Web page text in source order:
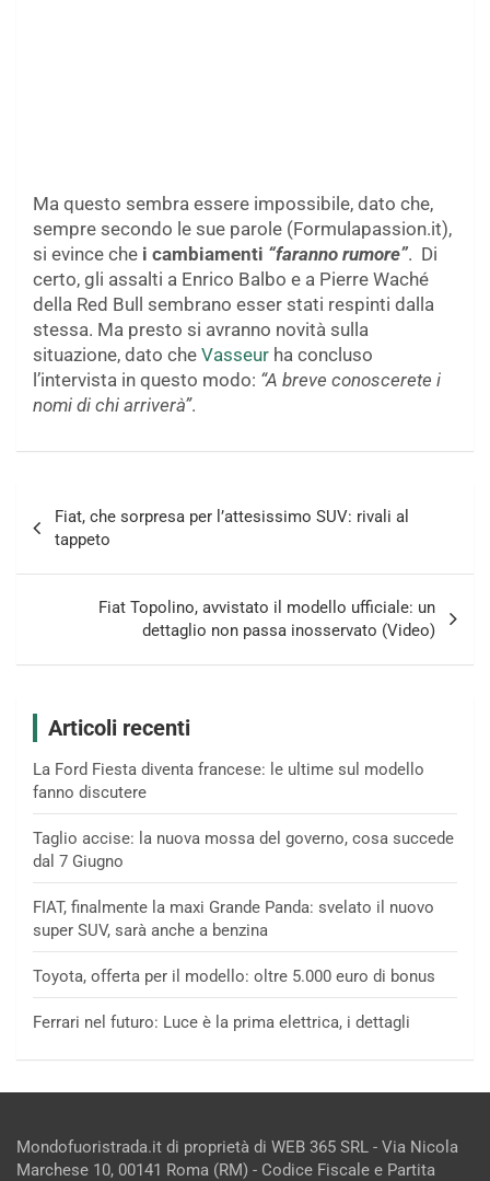
Ma questo sembra essere impossibile, dato che,
sempre secondo le sue parole (Formulapassion.it),
si evince che i cambiamenti “faranno rumore”. Di
certo, gli assalti a Enrico Balbo e a Pierre Waché
della Red Bull sembrano esser stati respinti dalla
stessa. Ma presto si avranno novità sulla
situazione, dato che Vasseur ha concluso
l’intervista in questo modo: “A breve conoscerete i
nomi di chi arriverà”.
articoli
Fiat, che sorpresa per l’attesissimo SUV: rivali al
tappeto
Fiat Topolino, avvistato il modello ufficiale: un
dettaglio non passa inosservato (Video)
Articoli recenti
La Ford Fiesta diventa francese: le ultime sul modello
fanno discutere
Taglio accise: la nuova mossa del governo, cosa succede
dal 7 Giugno
FIAT, finalmente la maxi Grande Panda: svelato il nuovo
super SUV, sarà anche a benzina
Toyota, offerta per il modello: oltre 5.000 euro di bonus
Ferrari nel futuro: Luce è la prima elettrica, i dettagli
Mondofuoristrada.it di proprietà di WEB 365 SRL - Via Nicola
Marchese 10, 00141 Roma (RM) - Codice Fiscale e Partita